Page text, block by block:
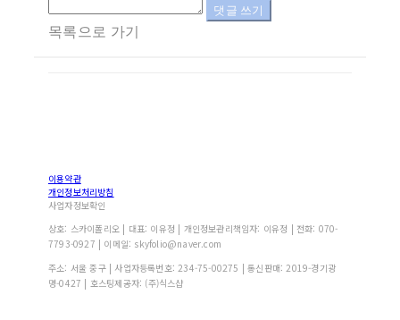
댓글 쓰기
목록으로 가기
이용약관
개인정보처리방침
사업자정보확인
상호: 스카이폴리오 | 대표: 이유정 | 개인정보관리책임자: 이유정 | 전화: 070-
7793-0927 | 이메일: skyfolio@naver.com
주소: 서울 중구 | 사업자등록번호: 234-75-00275 | 통신판매: 2019-경기광
명-0427 | 호스팅제공자: (주)식스샵